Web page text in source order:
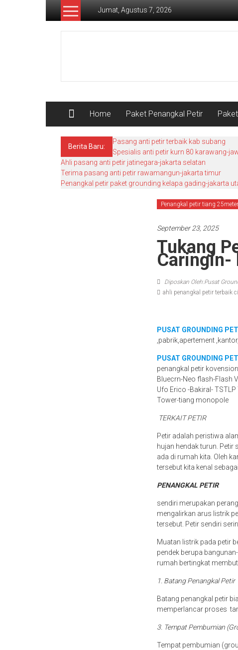
Lompat
Jumat, Agustus 7, 2026
Petir
Home Paket Penangkal Petir
Berita Baru:
Pasang anti petir terbaik kab subang
Spesialis anti petir kurn 80 karawang-
Ahli pasang anti petir jatinegara-jakarta selatan
Terima pasang anti petir rawamangun-jakarta timur
Penangkal petir paket grounding kelapa gading-jakarta
Penangkal petir tiang 25meter
September 23, 2025
Tukang
Caringin-
Diposkan Oleh:Pusat
ahli penangkal petir terbaik
PUSAT GROUNDING
,pabrik,apertement
PUSAT GROUNDING
penangkal petir
Bluecrn-Neo flash-Flash
Ufo Erico -Bakiral-
Tower-tiang monopole
TERKAIT PETIR
Petir adalah peristiwa
hujan hendak turun.
ada di rumah kita. Oleh
tersebut kita kenal
PENANGKAL PETIR
sendiri merupakan
mengalirkan arus listrik
tersebut. Petir sendiri
Muatan listrik pada petir
pendek berupa
rumah bertingkat
1. Batang Penangkal Petir
Batang penangkal petir
memperlancar proses
3. Tempat Pembumian
Tempat pembumian